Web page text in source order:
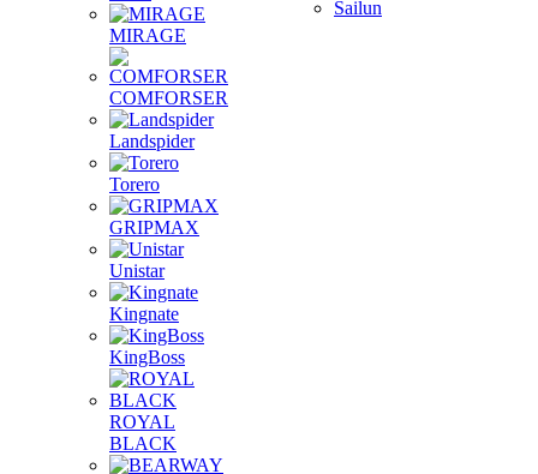
MIRAGE
COMFORSER
Landspider
Torero
GRIPMAX
Unistar
Kingnate
KingBoss
ROYAL
BLACK
Sailun